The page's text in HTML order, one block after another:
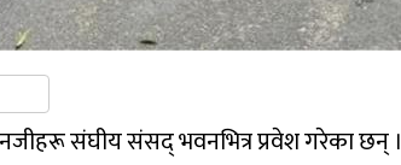
संघीय संसद् भवनभित्र प्रवेश गरेका छन् ।